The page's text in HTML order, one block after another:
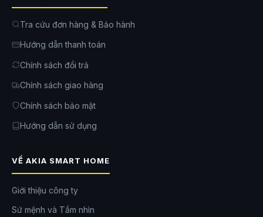
EB8có thể vận hành trong thời gian dài mà không cần cấp nguồn liên
Tra cứu đơn hàng & Bảo hành
Hướng dẫn thanh toán
Chính sách đổi trả
Chính sách giao hàng
Chính sách bảo mật
Hướng dẫn sử dụng
VỀ AKIA SMART HOME
Giới thiệu công ty
Sứ mệnh và Tầm nhìn